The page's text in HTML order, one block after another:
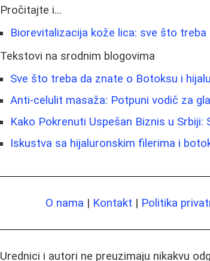
Pročitajte i...
Biorevitalizacija kože lica: sve što
Tekstovi na srodnim blogovima
Sve što treba da znate o Botoksu i
Anti-celulit masaža: Potpuni vodič za
Kako Pokrenuti Uspešan Biznis u
Iskustva sa hijaluronskim filerima i
O nama | Kontakt | Politika
Urednici i autori ne preuzimaju nikakvu